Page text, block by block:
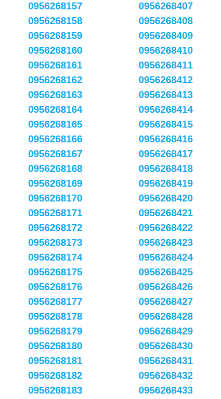
0956268157
0956268158
0956268159
0956268160
0956268161
0956268162
0956268163
0956268164
0956268165
0956268166
0956268167
0956268168
0956268169
0956268170
0956268171
0956268172
0956268173
0956268174
0956268175
0956268176
0956268177
0956268178
0956268179
0956268180
0956268181
0956268182
0956268183
0956268407
0956268408
0956268409
0956268410
0956268411
0956268412
0956268413
0956268414
0956268415
0956268416
0956268417
0956268418
0956268419
0956268420
0956268421
0956268422
0956268423
0956268424
0956268425
0956268426
0956268427
0956268428
0956268429
0956268430
0956268431
0956268432
0956268433